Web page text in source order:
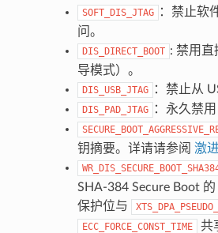
SOFT_DIS_JTAG
：禁止软
问。
DIS_DIRECT_BOOT : 禁用直
导模式）。
DIS_USB_JTAG ：禁止从
DIS_PAD_JTAG ：永久禁用
钥摘要。详请请参阅 激
SHA-384 Secure Boot
保护位与
ECC_FORCE_CONST_TIME
共